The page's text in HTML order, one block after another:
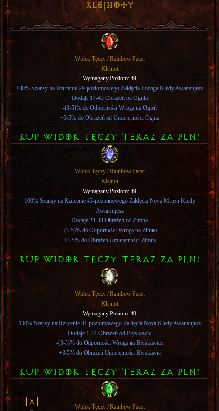
Klejnoty
Widok Tęczy / Rainbow Facet
Klejnot
Wymagany Poziom: 49
100% Szansy na Rzucenie 29-poziomowego Zaklęcia Pożoga Kiedy Awansujesz
Dodaje 17-45 Obrażeń od Ognia
-(3-5)% do Odporności Wroga na Ogień
+3-5% do Obrażeń od Umiejętności Ognia
KUP WIDOK TęCZY TERAZ ZA PLN!
Widok Tęczy / Rainbow Facet
Klejnot
Wymagany Poziom: 49
100% Szansy na Rzucenie 43-poziomowego Zaklęcia Nova Mrozu Kiedy
Awansujesz
Dodaje 24-38 Obrażeń od Zimna
-(3-5)% do Odporności Wroga na Zimno
+3-5% do Obrażeń Umiejętności Zimna
KUP WIDOK TęCZY TERAZ ZA PLN!
Widok Tęczy / Rainbow Facet
Klejnot
Wymagany Poziom: 49
100% Szansy na Rzucenie 41-poziomowego Zaklęcia Nova Kiedy Awansujesz
Dodaje 1-74 Obrażeń od Błyskawic
-(3-5)% do Odporności Wroga na Błyskawice
+3-5% do Obrażeń Umiejętności Błyskawic
KUP WIDOK TęCZY TERAZ ZA PLN!
Widok Tęczy / Rainbow Facet
X